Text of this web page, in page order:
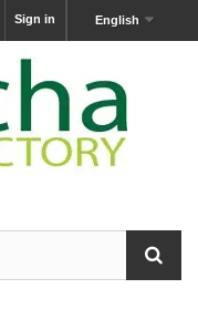
English
Sign in